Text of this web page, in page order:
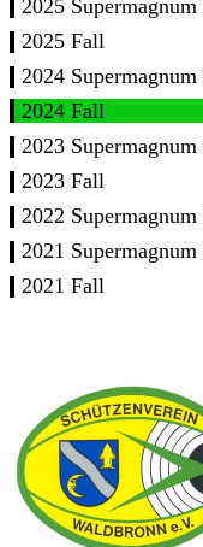
2025
2025 Fall
2024
2024 Fall
2023
2023 Fall
2022
2021
2021 Fall